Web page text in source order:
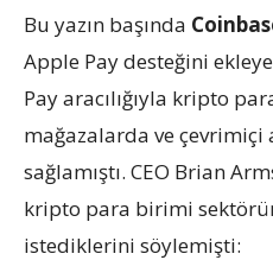
Bu yazın başında
Apple Pay desteğini
Pay aracılığıyla kripto
mağazalarda ve çevrimiçi
sağlamıştı. CEO Brian
kripto para birimi
istediklerini söylemişti: